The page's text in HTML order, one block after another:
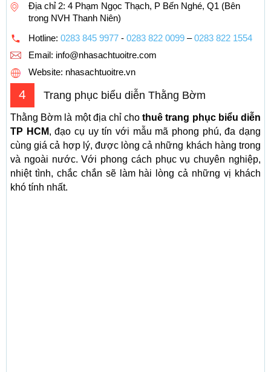
Địa chỉ 2: 4 Phạm Ngọc Thạch, P Bến Nghé, Q1 (Bên
trong NVH Thanh Niên)
Hotline: 0283 845 9977 - 0283 822 0099 –0283 822 1554
Email: info@nhasachtuoitre.com
Website: nhasachtuoitre.vn
4 Trang phục biểu diễn Thằng Bờm
Thằng Bờm là một địa chỉ chothuê trang phục biểu diễn
TP HCM, đạo cụ uy tín với mẫu mã phong phú, đa dạng
cùng giá cả hợp lý, được lòng cả những khách hàng trong
và ngoài nước. Với phong cách phục vụ chuyên nghiệp,
nhiệt tình, chắc chắn sẽ làm hài lòng cả những vị khách
khó tính nhất.